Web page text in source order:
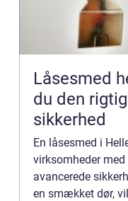
Låsesmed hellerup
du den
sikkerhed
En låsesmed i
virksomheder
avancerede
en smækket dør,